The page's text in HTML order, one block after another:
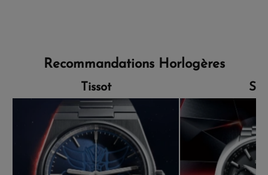
Recommandations Horlogères
Tissot